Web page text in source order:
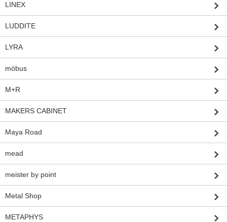
LINEX
LUDDITE
LYRA
möbus
M+R
MAKERS CABINET
Maya Road
mead
meister by point
Metal Shop
METAPHYS